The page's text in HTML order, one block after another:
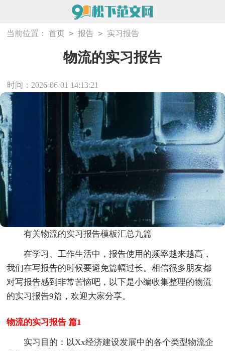
当前位置： 首页 > 报告 > 实习报告
物流的实习报告
时间：2026-06-01 14:13:21
有关物流的实习报告模板汇总九篇
在学习、工作生活中，报告使用的频率越来越高，
我们在写报告的时候要避免篇幅过长。相信很多朋友都
对写报告感到非常苦恼吧，以下是小编收集整理的物流
的实习报告9篇，欢迎大家分享。
物流的实习报告 篇1
实习目的：以Xx经济建设发展中的各个类型物流企